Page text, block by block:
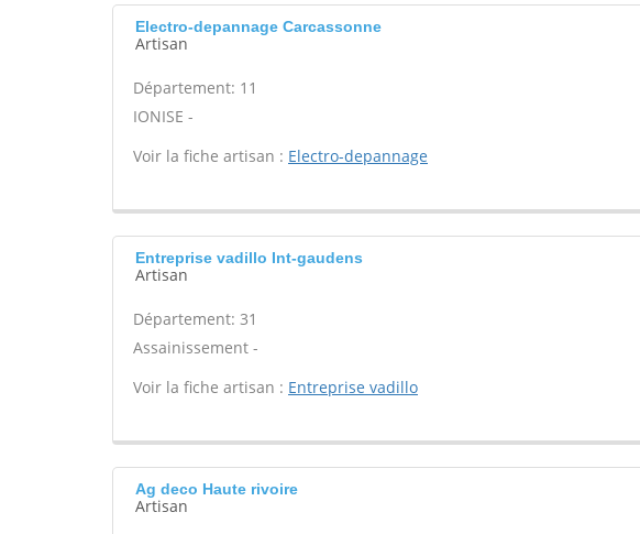
Electro-depannage Carcassonne
Artisan
Département: 11
IONISE -
Voir la fiche artisan : Electro-depannage
Entreprise vadillo Int-gaudens
Artisan
Département: 31
Assainissement -
Voir la fiche artisan : Entreprise vadillo
Ag deco Haute rivoire
Artisan